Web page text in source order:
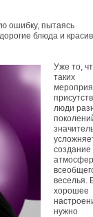
ошибку, пытаясь
блюда и
Уже то,
таких
люди
создание
веселья.
хорошее
нужно